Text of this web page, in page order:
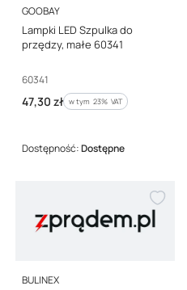
PRODUCENT
GOOBAY
Lampki LED Szpulka do
przędzy, małe 60341
Kod producenta
60341
Cena brutto
47,30 zł w tym %s VAT
w tym 23% VAT
Dostępność:Dostępne
PRODUCENT
BULINEX